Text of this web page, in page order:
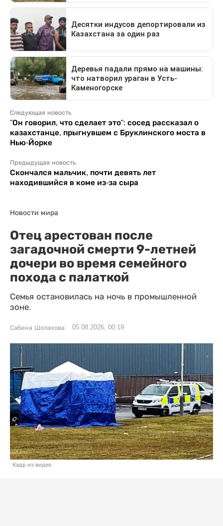
Следующая новость
"Он говорил, что сделает это": сосед рассказал о
казахстанце, прыгнувшем с Бруклинского моста в
Нью-Йорке
Предыдущая новость
Скончался мальчик, почти девять лет
находившийся в коме из-за сыра
Новости мира
Отец арестован после
загадочной смерти 9-летней
дочери во время семейного
похода с палаткой
Семья остановилась на ночь в промышленной
зоне.
Сабина Шолахова 05.08.2026, 00:19
Кадр из видео